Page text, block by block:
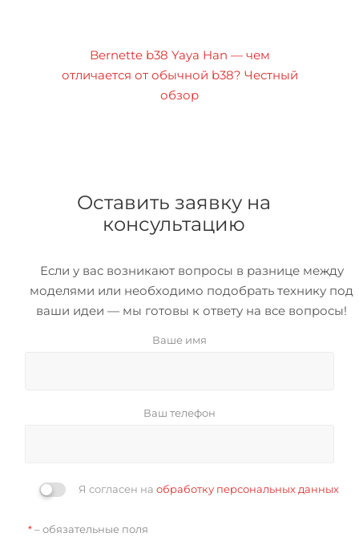
Bernette b38 Yaya Han — чем
отличается от обычной b38? Честный
обзор
Оставить заявку на
консультацию
Если у вас возникают вопросы в разнице между
моделями или необходимо подобрать технику под
ваши идеи — мы готовы к ответу на все вопросы!
Ваше имя
Ваш телефон
Я согласен на обработку персональных данных
* – обязательные поля